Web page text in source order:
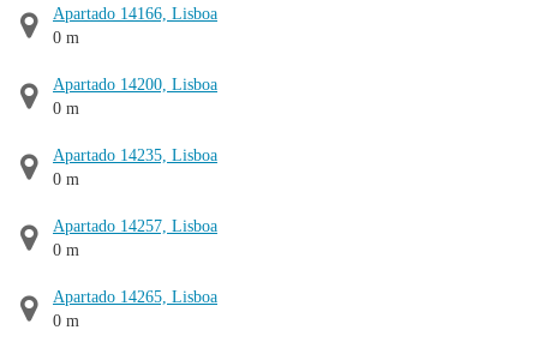
Apartado 14166, Lisboa
0 m
Apartado 14200, Lisboa
0 m
Apartado 14235, Lisboa
0 m
Apartado 14257, Lisboa
0 m
Apartado 14265, Lisboa
0 m